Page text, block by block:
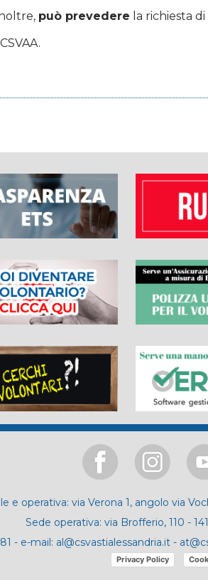
può prevedere la richiesta
e operativa: via Verona 1, angolo via
Sede operativa: via Brofferio, 110 -
- e-mail: al@csvastialessandria.it -
Privacy Policy